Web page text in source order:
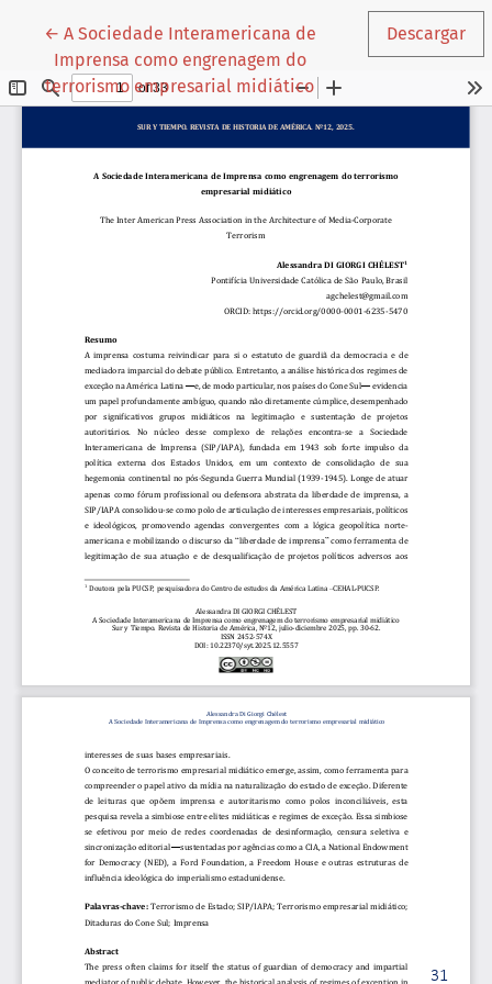
← Volver a los detalles del artículo
A Sociedade Interamericana de
Imprensa como engrenagem do
terrorismo empresarial midiático
Descargar